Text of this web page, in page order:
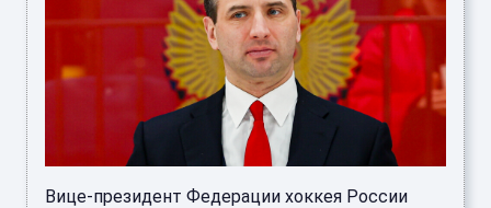
Вице-президент Федерации хоккея России